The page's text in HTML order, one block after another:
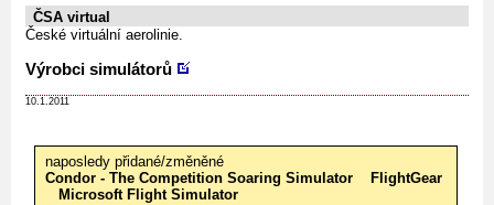
ČSA virtual
České virtuální aerolinie.
Výrobci simulátorů
10.1.2011
naposledy přidané/změněné
Condor - The Competition Soaring Simulator
FlightGear
Microsoft Flight Simulator